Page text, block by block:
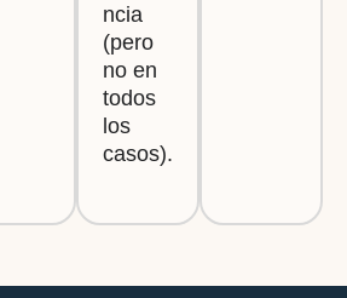
ncia
(pero
no en
todos
los
casos).